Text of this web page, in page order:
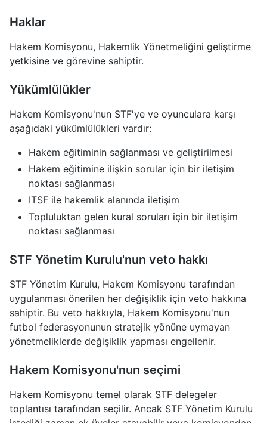
Haklar
Hakem Komisyonu, Hakemlik Yönetmeliğini geliştirme
yetkisine ve görevine sahiptir.
Yükümlülükler
Hakem Komisyonu'nun STF'ye ve oyunculara karşı
aşağıdaki yükümlülükleri vardır:
Hakem eğitiminin sağlanması ve geliştirilmesi
Hakem eğitimine ilişkin sorular için bir iletişim
noktası sağlanması
ITSF ile hakemlik alanında iletişim
Topluluktan gelen kural soruları için bir iletişim
noktası sağlanması
STF Yönetim Kurulu'nun veto hakkı
STF Yönetim Kurulu, Hakem Komisyonu tarafından
uygulanması önerilen her değişiklik için veto hakkına
sahiptir. Bu veto hakkıyla, Hakem Komisyonu'nun
futbol federasyonunun stratejik yönüne uymayan
yönetmeliklerde değişiklik yapması engellenir.
Hakem Komisyonu'nun seçimi
Hakem Komisyonu temel olarak STF delegeler
toplantısı tarafından seçilir. Ancak STF Yönetim Kurulu